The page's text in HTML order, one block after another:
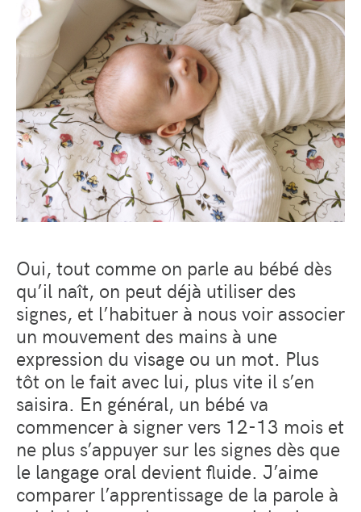
Oui, tout comme on parle au bébé dès
qu’il naît, on peut déjà utiliser des
signes, et l’habituer à nous voir associer
un mouvement des mains à une
expression du visage ou un mot. Plus
tôt on le fait avec lui, plus vite il s’en
saisira. En général, un bébé va
commencer à signer vers 12-13 mois et
ne plus s’appuyer sur les signes dès que
le langage oral devient fluide. J’aime
comparer l’apprentissage de la parole à